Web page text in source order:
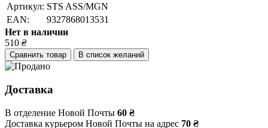
Артикул: STS ASS/MGN
EAN:
9327868013531
Нет в наличии
510 ₴
Сравнить товар В список желаний
Доставка
В отделение Новой Почты 60 ₴
Доставка курьером Новой Почты на адрес 70 ₴